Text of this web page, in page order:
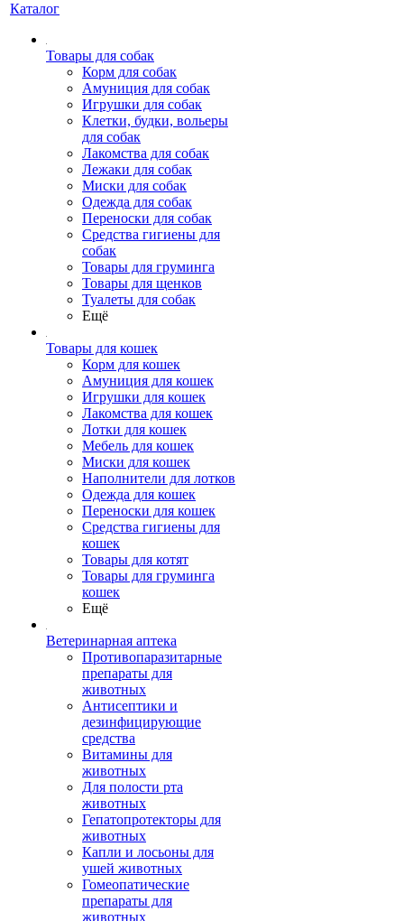
Каталог
Товары для собак
Корм для собак
Амуниция для собак
Игрушки для собак
Клетки, будки, вольеры
для собак
Лакомства для собак
Лежаки для собак
Миски для собак
Одежда для собак
Переноски для собак
Средства гигиены для
собак
Товары для груминга
Товары для щенков
Туалеты для собак
Ещё
Товары для кошек
Корм для кошек
Амуниция для кошек
Игрушки для кошек
Лакомства для кошек
Лотки для кошек
Мебель для кошек
Миски для кошек
Наполнители для лотков
Одежда для кошек
Переноски для кошек
Средства гигиены для
кошек
Товары для котят
Товары для груминга
кошек
Ещё
Ветеринарная аптека
Противопаразитарные
препараты для
животных
Антисептики и
дезинфицирующие
средства
Витамины для
животных
Для полости рта
животных
Гепатопротекторы для
животных
Капли и лосьоны для
ушей животных
Гомеопатические
препараты для
животных